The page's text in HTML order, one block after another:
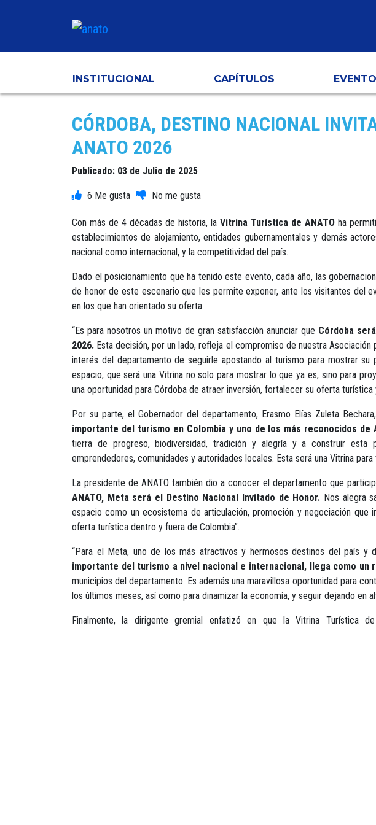
INSTITUCIONAL CAPÍTULOS
CÓRDOBA, DESTINO NACIONAL
ANATO 2026
Publicado: 03 de Julio de 2025
6
Con más de 4 décadas de historia, la Vitrina Turística de ANATO ha
establecimientos de alojamiento, entidades gubernamentales y demás
nacional como internacional, y la competitividad del país.
Dado el posicionamiento que ha tenido este evento, cada año, las
de honor de este escenario que les permite exponer, ante los visitantes del
en los que han orientado su oferta.
“Es para nosotros un motivo de gran satisfacción anunciar que Córdoba
2026. Esta decisión, por un lado, refleja el compromiso de nuestra
interés del departamento de seguirle apostando al turismo para mostrar
espacio, que será una Vitrina no solo para mostrar lo que ya es, sino para
una oportunidad para Córdoba de atraer inversión, fortalecer su oferta
Por su parte, el Gobernador del departamento, Erasmo Elías Zuleta
importante del turismo en Colombia y uno de los más reconocidos de
tierra de progreso, biodiversidad, tradición y alegría y a construir esta
emprendedores, comunidades y autoridades locales. Esta será una Vitrina
La presidente de ANATO también dio a conocer el departamento que
ANATO, Meta será el Destino Nacional Invitado de Honor. Nos alegra
espacio como un ecosistema de articulación, promoción y negociación
oferta turística dentro y fuera de Colombia”.
“Para el Meta, uno de los más atractivos y hermosos destinos del país y
importante del turismo a nivel nacional e internacional, llega como
municipios del departamento. Es además una maravillosa oportunidad para
los últimos meses, así como para dinamizar la economía, y seguir dejando en
Finalmente, la dirigente gremial enfatizó en que la Vitrina Turística